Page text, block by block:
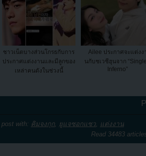
ชาวเน็ตบางส่วนโกรธกับการ
ประกาศแต่งงานและมีลูกของ
เหล่าคนดังในช่วงนี้
Ailee ประกาศจะแต่งง
นกับชเวชีฮุนจาก
Inferno”
with: คิมจงกุก, ยูแจซอกแซว, แต่งงาน
Read 34483